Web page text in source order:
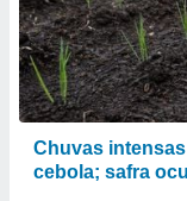
Chuvas
cebola; safra